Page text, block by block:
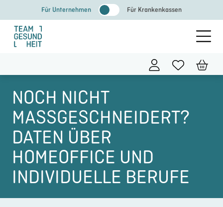
Inhalt
springen
Für Unternehmen Für Krankenkassen
NOCH NICHT
MASSGESCHNEIDERT? D
ATEN ÜBER H
OMEOFFICE UND I
NDIVIDUELLE BERUFE